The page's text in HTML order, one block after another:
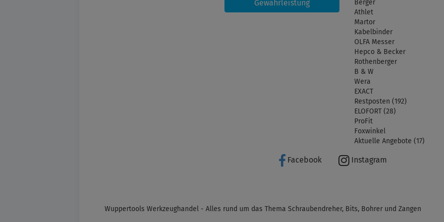
Gewährleistung
Berger
Athlet
Martor
Kabelbinder
OLFA Messer
Hepco & Becker
Rothenberger
B & W
Wera
EXACT
Restposten (192)
ELOFORT (28)
ProFit
Foxwinkel
Aktuelle Angebote (17)
Facebook Instagram
Wuppertools Werkzeughandel - Alles rund um das Thema Schraubendreher, Bits, Bohrer und Zangen